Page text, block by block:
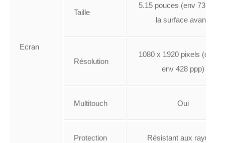
Ecran
Taille
5.15 pouces (env 73.1%
la surface avant)
Résolution
1080 x 1920 pixels
env 428 ppp)
Multitouch Oui
Protection Résistant aux rayures